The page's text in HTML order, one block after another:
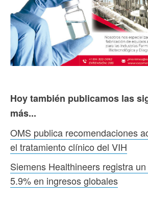
Hoy también publicamos las
más...
OMS publica recomendaciones
el tratamiento clínico del VIH
Siemens Healthineers registra
5.9% en ingresos globales